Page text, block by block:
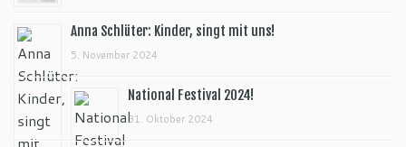
Anna Schlüter: Kinder, singt mit uns!
5. November 2024
National Festival 2024!
31. Oktober 2024